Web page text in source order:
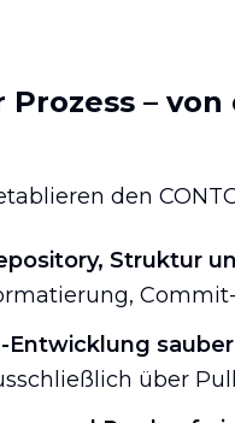
Prozess –
den
Struktur
Entwicklung
über